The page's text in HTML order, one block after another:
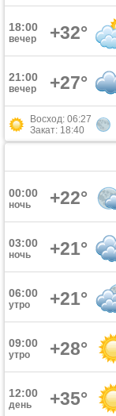
18:00
вечер +32°
21:00
вечер +27°
Восход: 06:27
Закат: 18:40
00:00
ночь +22°
03:00
ночь +21°
06:00
утро +21°
09:00
утро +28°
12:00
день +35°